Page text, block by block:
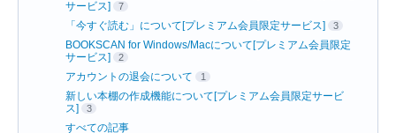
サービス]
7
「今すぐ読む」について[プレミアム会員限定サービス] 3
BOOKSCAN for Windows/Macについて[プレミアム会員限定
サービス]
2
アカウントの退会について 1
新しい本棚の作成機能について[プレミアム会員限定サービ
ス]
3
すべての記事